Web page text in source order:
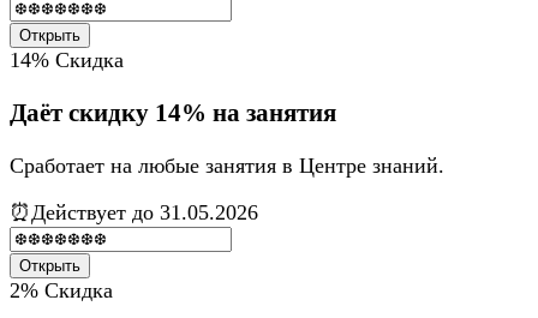
Открыть
14% Скидка
Даёт скидку 14% на занятия
Сработает на любые занятия в Центре знаний.
⏰Действует до 31.05.2026
Открыть
2% Скидка